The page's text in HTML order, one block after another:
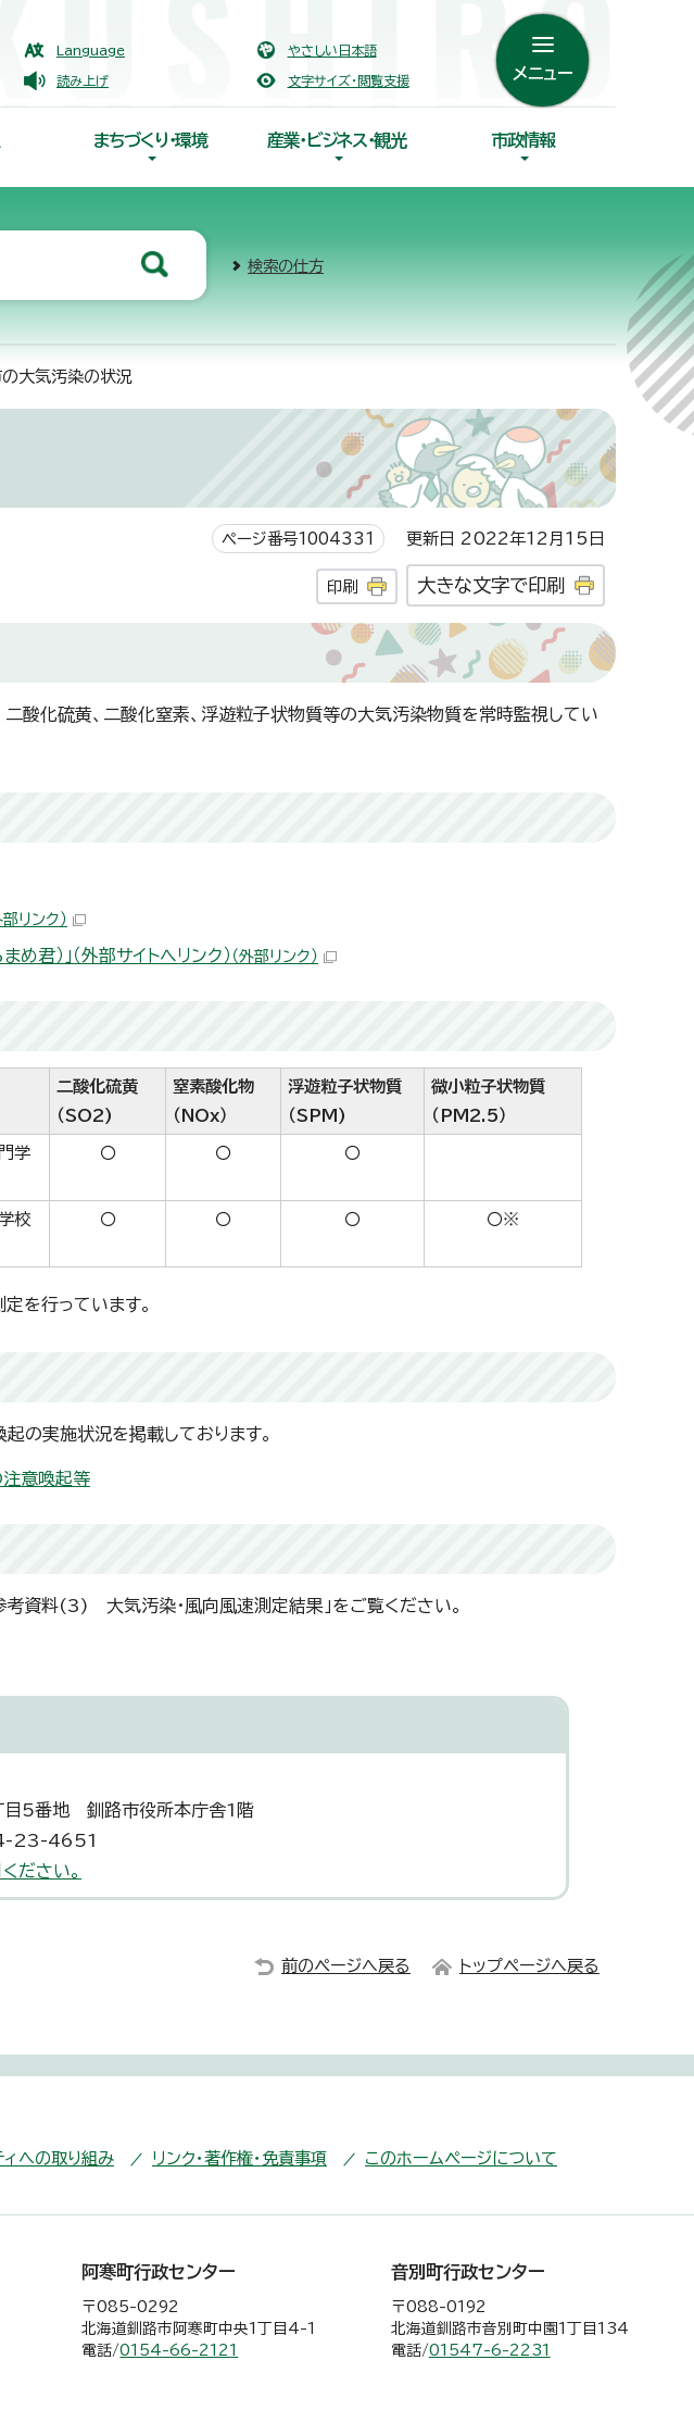
Language やさしい日本語
読み上げ 文字サイズ・閲覧支援 メニュー
まちづくり・環境 産業・ビジネス・観光 市政情報
検索の仕方
大気汚染の状況
ページ番号1004331 更新日 2022年12月15日
印刷 大きな文字で印刷
酸化硫黄、二酸化窒素、浮遊粒子状物質等の大気汚染物質を常時監視してい
部リンク）
君）」（外部サイトへリンク） （外部リンク）
二酸化硫黄
（SO2)
窒素酸化物
（NOx）
浮遊粒子状物質
（SPM)
微小粒子状物質
（PM2.5）
学
〇 〇 〇
校
〇 〇 〇 〇※
を行っています。
の実施状況を掲載しております。
注意喚起等
考資料(3) 大気汚染・風向風速測定結果」をご覧ください。
5番地 釧路市役所本庁舎1階
23-4651
ださい。
前のページへ戻る トップページへ戻る
ィへの取り組み リンク・著作権・免責事項 このホームページについて
阿寒町行政センター
〒085-0292
北海道釧路市阿寒町中央1丁目4-1
電話/0154-66-2121
音別町行政センター
〒088-0192
北海道釧路市音別町中園1丁目134
電話/01547-6-2231